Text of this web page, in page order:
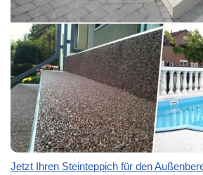
Jetzt Ihren Steinteppich für den